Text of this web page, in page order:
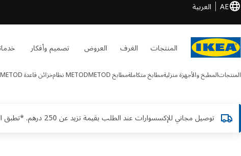
AE العربية
المنتجات الغرف العروض تصميم وأفكار
المنتجاتالمطبخ والأجهزة منزليةمطابخ متكاملةمطابخ METOD METOD نظام خزائن قاعدة METOD
توصيل مجاني للإكسسوارات عند الطلب بقيمة تزيد عن 250 درهم. *تطبق الشروط والأحكام